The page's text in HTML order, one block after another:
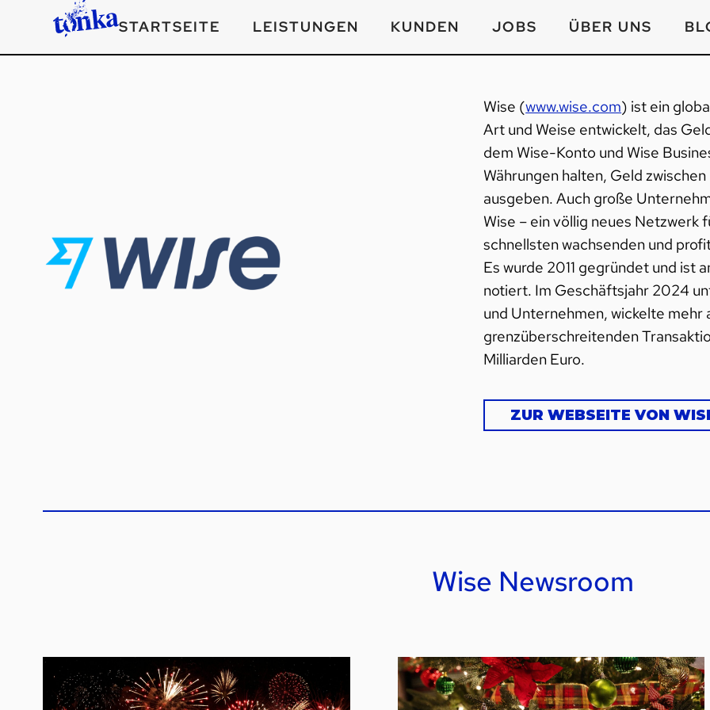
STARTSEITE LEISTUNGEN KUNDEN JOBS ÜBER UNS
Wise (www.wise.com) ist ein
Art und Weise entwickelt, das
dem Wise-Konto und Wise
Währungen halten, Geld
ausgeben. Auch große
Wise – ein völlig neues Netzwerk
schnellsten wachsenden und
Es wurde 2011 gegründet und ist
notiert. Im Geschäftsjahr 2024
und Unternehmen, wickelte mehr
grenzüberschreitenden
Milliarden Euro.
ZUR WEBSEITE VON
Wise Newsroom